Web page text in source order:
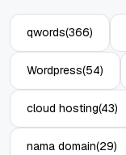
qwords(366)
Wordpress(54)
cloud hosting(43)
nama domain(29)